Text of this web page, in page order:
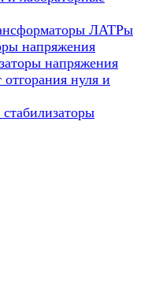
ЛАТРы
напряжения
напряжения
нуля и